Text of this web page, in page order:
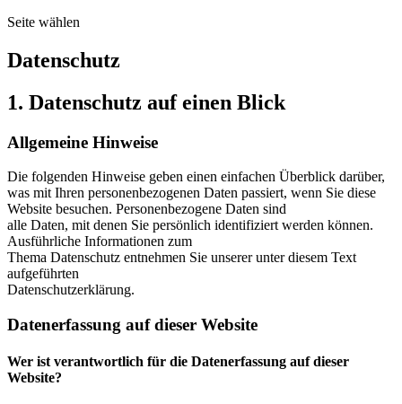
Seite wählen
Datenschutz
1. Datenschutz auf einen Blick
Allgemeine Hinweise
Die folgenden Hinweise geben einen einfachen Überblick darüber,
was mit Ihren personenbezogenen Daten passiert, wenn Sie diese
Website besuchen. Personenbezogene Daten sind
alle Daten, mit denen Sie persönlich identifiziert werden können.
Ausführliche Informationen zum
Thema Datenschutz entnehmen Sie unserer unter diesem Text
aufgeführten
Datenschutzerklärung.
Datenerfassung auf dieser Website
Wer ist verantwortlich für die Datenerfassung auf dieser
Website?